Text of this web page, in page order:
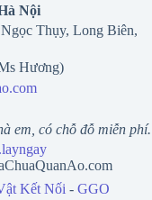
Nội
Thụy, Long Biên,
Hương)
em, có chỗ đỗ miễn phí.
Kết Nối - GGO